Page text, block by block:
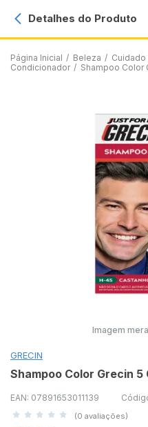
Página Inicial / Beleza / Cuidado
Condicionador / Shampoo Color
Detalhes do Produto
Imagem
GRECIN
Shampoo Color Grecin
EAN: 07891653011139
(0 avaliações)